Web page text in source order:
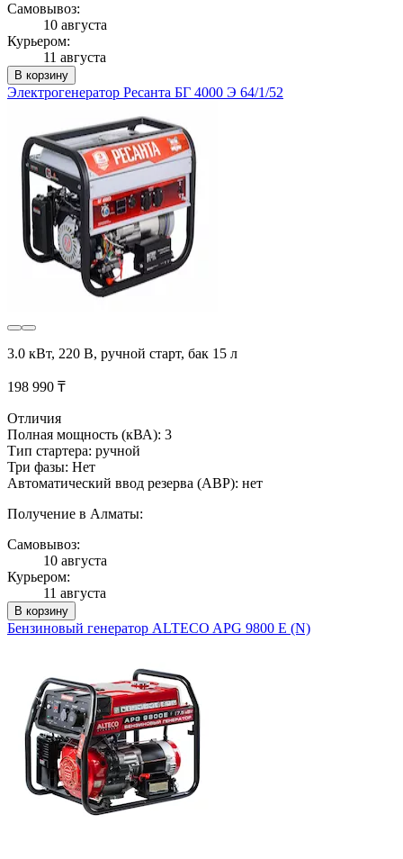
Самовывоз:
10 августа
Курьером:
11 августа
В корзину
Электрогенератор Ресанта БГ 4000 Э 64/1/52
3.0 кВт, 220 В, ручной старт, бак 15 л
198 990 ₸
Отличия
Полная мощность (кВА): 3
Тип стартера: ручной
Три фазы: Нет
Автоматический ввод резерва (АВР): нет
Получение в Алматы:
Самовывоз:
10 августа
Курьером:
11 августа
В корзину
Бензиновый генератор ALTECO APG 9800 E (N)